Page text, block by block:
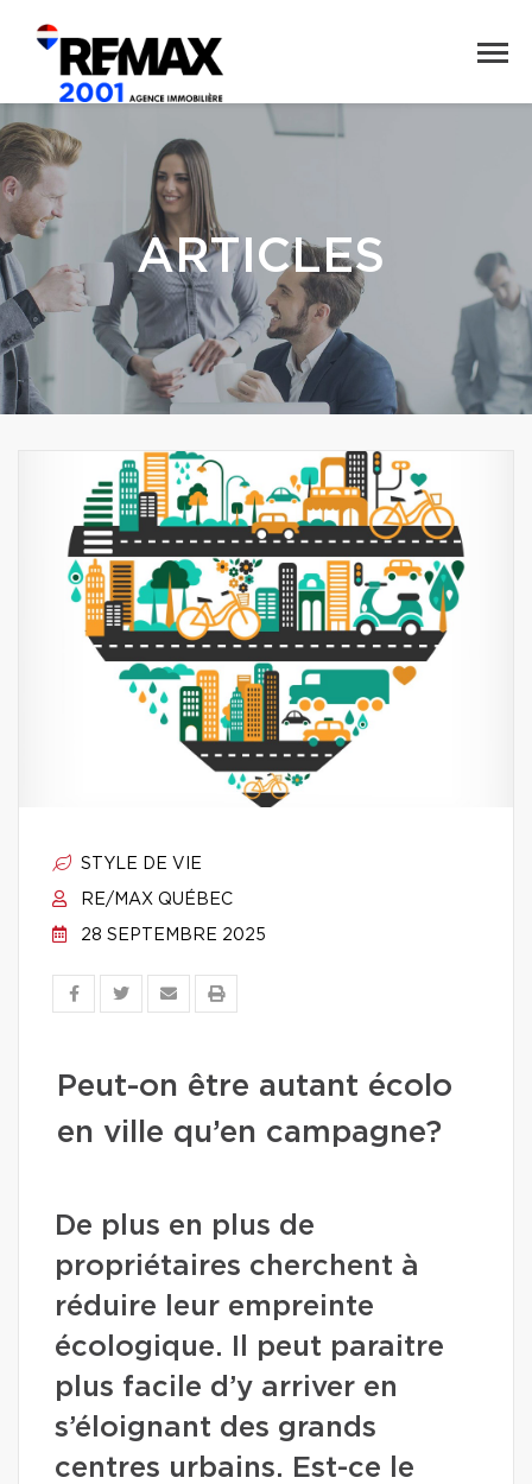
ARTICLES
STYLE DE VIE
RE/MAX QUÉBEC
28 SEPTEMBRE 2025
Peut-on être autant écolo
en ville qu’en campagne?
De plus en plus de
propriétaires cherchent à
réduire leur empreinte
écologique. Il peut paraitre
plus facile d’y arriver en
s’éloignant des grands
centres urbains. Est-ce le